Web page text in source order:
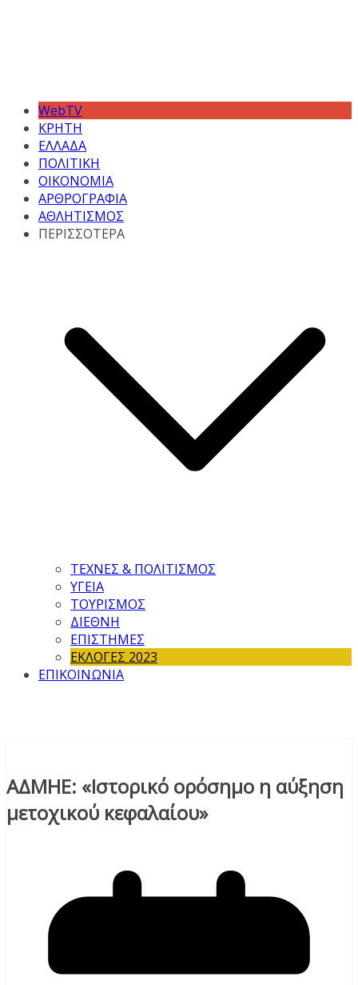
WebTV
ΚΡΗΤΗ
ΕΛΛΑΔΑ
ΠΟΛΙΤΙΚΗ
ΟΙΚΟΝΟΜΙΑ
ΑΡΘΡΟΓΡΑΦΙΑ
ΑΘΛΗΤΙΣΜΟΣ
ΠΕΡΙΣΣΟΤΕΡΑ
ΤΕΧΝΕΣ & ΠΟΛΙΤΙΣΜΟΣ
ΥΓΕΙΑ
ΤΟΥΡΙΣΜΟΣ
ΔΙΕΘΝΗ
ΕΠΙΣΤΗΜΕΣ
ΕΚΛΟΓΕΣ 2023
ΕΠΙΚΟΙΝΩΝΙΑ
ΑΔΜΗΕ: «Ιστορικό ορόσημο η αύξηση
μετοχικού κεφαλαίου»